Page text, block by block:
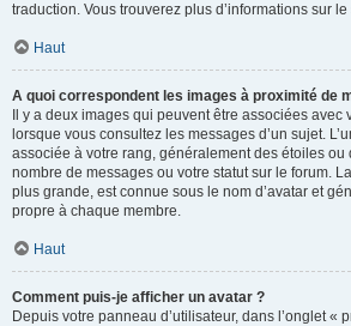
traduction. Vous trouverez plus d’informations sur
Haut
A quoi correspondent les images à proximité de
Il y a deux images qui peuvent être associées avec
lorsque vous consultez les messages d’un sujet.
associée à votre rang, généralement des étoiles ou
nombre de messages ou votre statut sur le forum.
plus grande, est connue sous le nom d’avatar et
propre à chaque membre.
Haut
Comment puis-je afficher un avatar ?
Depuis votre panneau d’utilisateur, dans l’onglet «